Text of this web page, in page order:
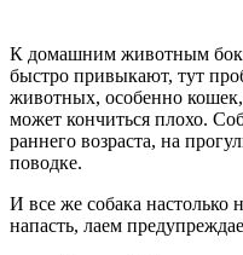
К домашним животным
быстро привыкают, тут
животных, особенно кошек,
может кончиться плохо.
раннего возраста, на
поводке.
И все же собака настолько
напасть, лаем